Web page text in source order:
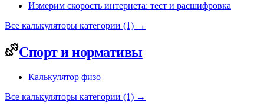
Измерим скорость интернета: тест и расшифровка
Все калькуляторы категории (1) →
Спорт и нормативы
Калькулятор физо
Все калькуляторы категории (1) →